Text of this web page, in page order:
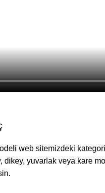
web sitemizdeki
dikey, yuvarlak veya kare